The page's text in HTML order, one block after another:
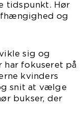
tidspunkt. Hør
og
sig og
har fokuseret på
kvinders
snit at vælge
bukser, der